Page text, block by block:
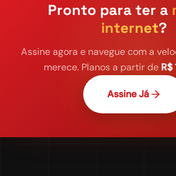
Pronto para ter a
internet?
Assine agora e navegue com a
merece. Planos a partir de R$
Assine Já